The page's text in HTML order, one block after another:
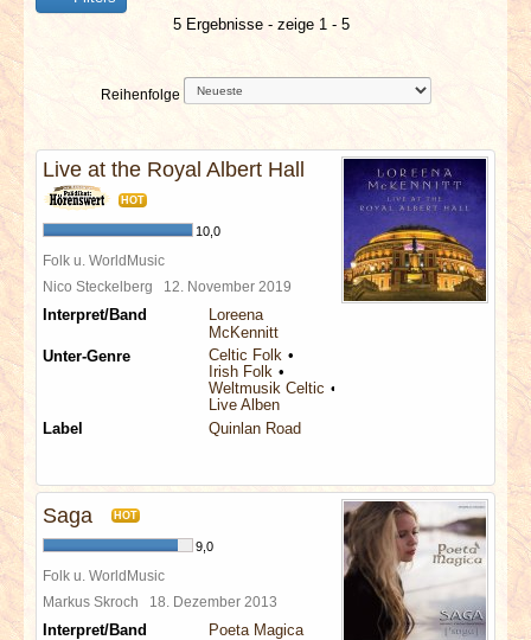
BERICHTE
VERLOSUNGEN
SPECIALS
REDAKTION
LINKS
5 Ergebnisse - zeige 1 - 5
Reihenfolge
Live at the Royal Albert Hall
HOT
10,0
Folk u. WorldMusic
Nico Steckelberg 12. November 2019
Interpret/Band
Loreena
McKennitt
Unter-Genre
Celtic Folk
Irish Folk
Weltmusik Celtic
Live Alben
Label
Quinlan Road
Saga HOT
9,0
Folk u. WorldMusic
Markus Skroch 18. Dezember 2013
Interpret/Band
Poeta Magica